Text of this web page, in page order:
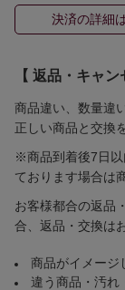
決済の詳細
【 返品・キャン
商品違い、数量違
正しい商品と交換
※商品到着後7日以
ております場合は
お客様都合の返品
合、返品・交換は
商品がイメージ
違う商品・汚れ